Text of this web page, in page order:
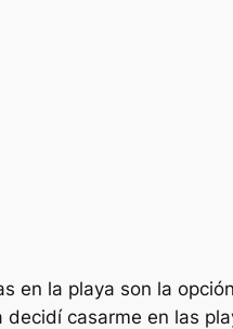
en la playa son la
casarme en las